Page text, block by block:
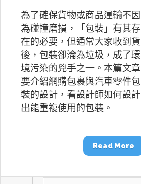
為了確保貨物或商品運輸不因
為碰撞磨損，「包裝」有其存
在的必要，但通常大家收到貨
後，包裝卻淪為垃圾，成了環
境污染的兇手之一。本篇文章
要介紹網購包裹與汽車零件包
裝的設計，看設計師如何設計
出能重複使用的包裝。
Read More